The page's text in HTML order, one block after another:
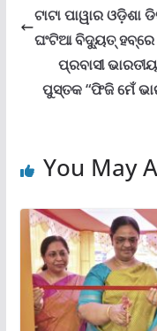
ଟାଟା ପାୱାର ଓଡ଼ିଶା
ଘଂଟିଆ ବିଦ୍ୟୁତ୍
ପ୍ରବାସୀ
ପୁସ୍ତକ “ଫିଜି ମେଁ
You May